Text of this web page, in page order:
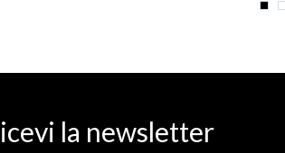
la newsletter